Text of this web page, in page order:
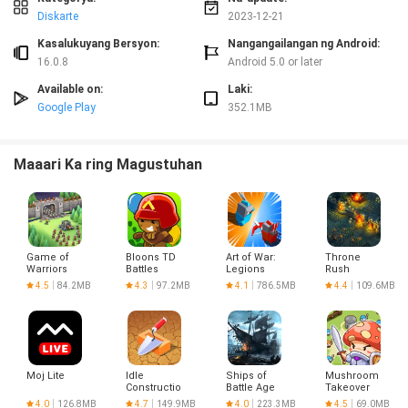
Diskarte
2023-12-21
Kasalukuyang Bersyon:
16.0.8
Nangangailangan ng Android:
Android 5.0 or later
Available on:
Google Play
Laki:
352.1MB
Maaari Ka ring Magustuhan
Game of
Warriors
4.5 84.2MB
Bloons TD
Battles
4.3 97.2MB
Art of War:
Legions
4.1 786.5MB
Throne
Rush
4.4 109.6MB
Moj Lite
4.0 126.8MB
Idle
Construction
3D4.7 149.9MB
Ships of
Battle Age
of Pirates
4.0 223.3MB
Mushroom
Takeover
4.5 69.0MB